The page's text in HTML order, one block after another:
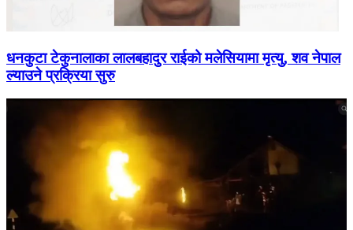
धनकुटा टेकुनालाका लालबहादुर राईको मलेसियामा मृत्यु, शव नेपाल
ल्याउने प्रक्रिया सुरु